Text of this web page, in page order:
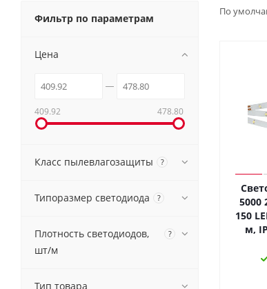
По
5000
150
м,
Фильтр по параметрам
Цена
409.92 478.80
Класс пылевлагозащиты ?
Типоразмер светодиода ?
Плотность светодиодов,
шт/м
?
Тип товара